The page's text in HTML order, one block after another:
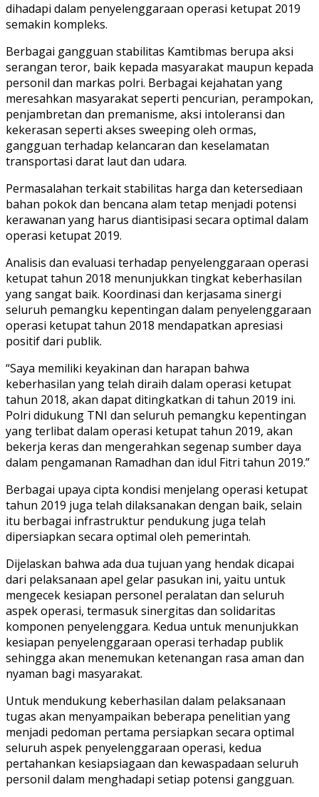
dihadapi dalam penyelenggaraan operasi ketupat 2019
semakin kompleks.
Berbagai gangguan stabilitas Kamtibmas berupa aksi
serangan teror, baik kepada masyarakat maupun kepada
personil dan markas polri. Berbagai kejahatan yang
meresahkan masyarakat seperti pencurian, perampokan,
penjambretan dan premanisme, aksi intoleransi dan
kekerasan seperti akses sweeping oleh ormas,
gangguan terhadap kelancaran dan keselamatan
transportasi darat laut dan udara.
Permasalahan terkait stabilitas harga dan ketersediaan
bahan pokok dan bencana alam tetap menjadi potensi
kerawanan yang harus diantisipasi secara optimal dalam
operasi ketupat 2019.
Analisis dan evaluasi terhadap penyelenggaraan operasi
ketupat tahun 2018 menunjukkan tingkat keberhasilan
yang sangat baik. Koordinasi dan kerjasama sinergi
seluruh pemangku kepentingan dalam penyelenggaraan
operasi ketupat tahun 2018 mendapatkan apresiasi
positif dari publik.
“Saya memiliki keyakinan dan harapan bahwa
keberhasilan yang telah diraih dalam operasi ketupat
tahun 2018, akan dapat ditingkatkan di tahun 2019 ini.
Polri didukung TNI dan seluruh pemangku kepentingan
yang terlibat dalam operasi ketupat tahun 2019, akan
bekerja keras dan mengerahkan segenap sumber daya
dalam pengamanan Ramadhan dan idul Fitri tahun 2019.”
Berbagai upaya cipta kondisi menjelang operasi ketupat
tahun 2019 juga telah dilaksanakan dengan baik, selain
itu berbagai infrastruktur pendukung juga telah
dipersiapkan secara optimal oleh pemerintah.
Dijelaskan bahwa ada dua tujuan yang hendak dicapai
dari pelaksanaan apel gelar pasukan ini, yaitu untuk
mengecek kesiapan personel peralatan dan seluruh
aspek operasi, termasuk sinergitas dan solidaritas
komponen penyelenggara. Kedua untuk menunjukkan
kesiapan penyelenggaraan operasi terhadap publik
sehingga akan menemukan ketenangan rasa aman dan
nyaman bagi masyarakat.
Untuk mendukung keberhasilan dalam pelaksanaan
tugas akan menyampaikan beberapa penelitian yang
menjadi pedoman pertama persiapkan secara optimal
seluruh aspek penyelenggaraan operasi, kedua
pertahankan kesiapsiagaan dan kewaspadaan seluruh
personil dalam menghadapi setiap potensi gangguan.